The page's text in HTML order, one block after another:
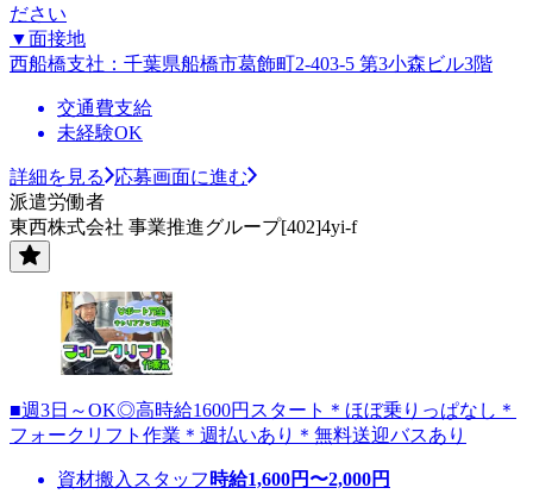
ださい
▼面接地
西船橋支社：千葉県船橋市葛飾町2-403-5 第3小森ビル3階
交通費支給
未経験OK
詳細を見る
応募画面に進む
派遣労働者
東西株式会社 事業推進グループ[402]4yi-f
■週3日～OK◎高時給1600円スタート＊ほぼ乗りっぱなし＊
フォークリフト作業＊週払いあり＊無料送迎バスあり
資材搬入スタッフ 時給1,600円〜2,000円